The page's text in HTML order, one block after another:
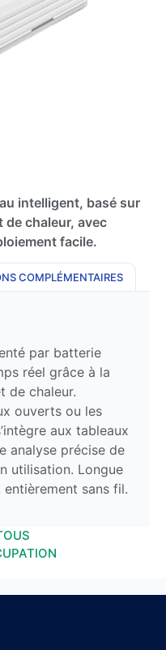
intelligent, basé sur
de chaleur, avec
facile.
COMPLÉMENTAIRES
par batterie
réel grâce à la
de chaleur.
ouverts ou les
aux tableaux
analyse précise de
utilisation. Longue
sans fil.